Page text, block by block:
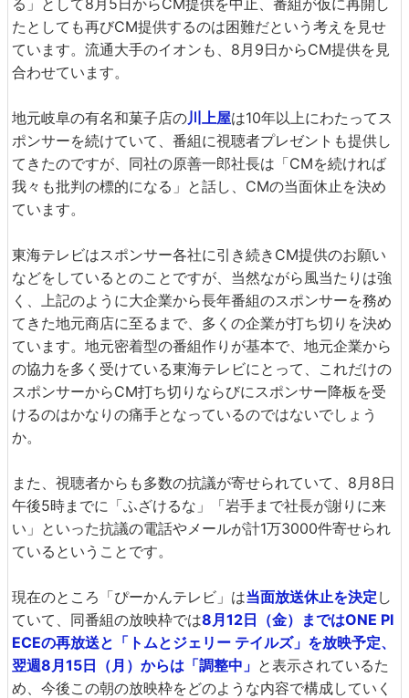
る」として8月5日からCM提供を中止、番組が仮に再開し
たとしても再びCM提供するのは困難だという考えを見せ
ています。流通大手のイオンも、8月9日からCM提供を見
合わせています。
地元岐阜の有名和菓子店の川上屋は10年以上にわたってス
ポンサーを続けていて、番組に視聴者プレゼントも提供し
てきたのですが、同社の原善一郎社長は「CMを続ければ
我々も批判の標的になる」と話し、CMの当面休止を決め
ています。
東海テレビはスポンサー各社に引き続きCM提供のお願い
などをしているとのことですが、当然ながら風当たりは強
く、上記のように大企業から長年番組のスポンサーを務め
てきた地元商店に至るまで、多くの企業が打ち切りを決め
ています。地元密着型の番組作りが基本で、地元企業から
の協力を多く受けている東海テレビにとって、これだけの
スポンサーからCM打ち切りならびにスポンサー降板を受
けるのはかなりの痛手となっているのではないでしょう
か。
また、視聴者からも多数の抗議が寄せられていて、8月8日
午後5時までに「ふざけるな」「岩手まで社長が謝りに来
い」といった抗議の電話やメールが計1万3000件寄せられ
ているということです。
現在のところ「ぴーかんテレビ」は当面放送休止を決定 し
ていて、同番組の放映枠では8月12日（金）まではONE PI
ECEの再放送と「トムとジェリー テイルズ」を放映予定、
翌週8月15日（月）からは「調整中」 と表示されているた
め、今後この朝の放映枠をどのような内容で構成していく